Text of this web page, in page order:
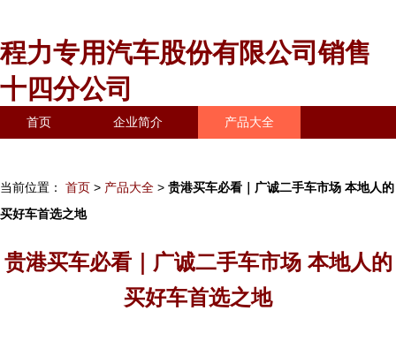
程力专用汽车股份有限公司销售
十四分公司
首页 企业简介 产品大全
当前位置： 首页 > 产品大全 > 贵港买车必看｜广诚二手车市场 本地人的
买好车首选之地
贵港买车必看｜广诚二手车市场 本地人的
买好车首选之地